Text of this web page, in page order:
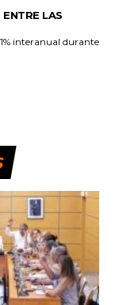
ENTRE LAS
interanual durante